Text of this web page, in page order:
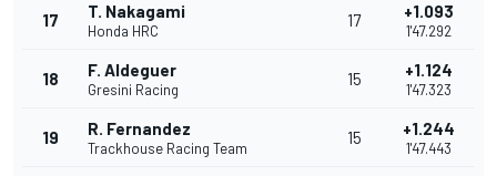
17 T. Nakagami
Honda HRC
17 +1.093
1'47.292
18 F. Aldeguer
Gresini Racing
15 +1.124
1'47.323
19 R. Fernandez
Trackhouse Racing Team
15 +1.244
1'47.443